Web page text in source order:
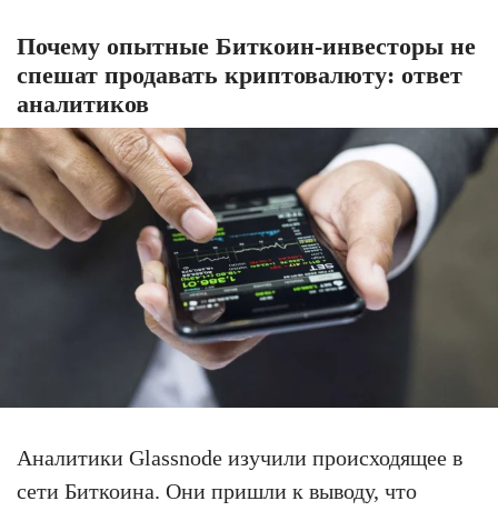
Почему опытные Биткоин-инвесторы не
спешат продавать криптовалюту: ответ
аналитиков
Аналитики Glassnode изучили происходящее в
сети Биткоина. Они пришли к выводу, что